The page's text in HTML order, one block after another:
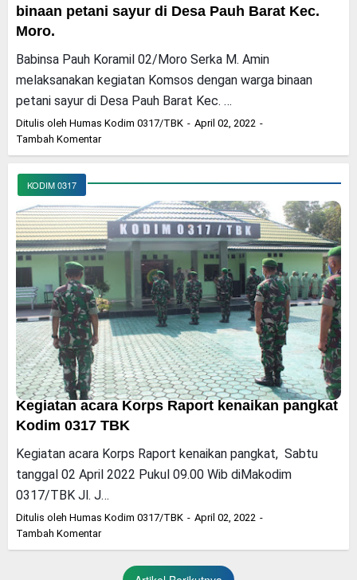
binaan petani sayur di Desa Pauh Barat Kec.
Moro.
Babinsa Pauh Koramil 02/Moro Serka M. Amin
melaksanakan kegiatan Komsos dengan warga binaan
petani sayur di Desa Pauh Barat Kec. …
Ditulis oleh Humas Kodim 0317/TBK
April 02, 2022
Tambah Komentar
KODIM 0317
Kegiatan acara Korps Raport kenaikan pangkat
Kodim 0317 TBK
Kegiatan acara Korps Raport kenaikan pangkat, Sabtu
tanggal 02 April 2022 Pukul 09.00 Wib diMakodim
0317/TBK Jl. J…
Ditulis oleh Humas Kodim 0317/TBK
April 02, 2022
Tambah Komentar